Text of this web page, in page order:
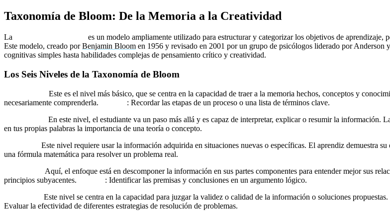
Taxonomía de Bloom: De la Memoria a la Creatividad
La
es un modelo ampliamente utilizado para estructurar y categorizar los objetivos de aprendizaje,
Este modelo, creado porBenjamin Bloom en 1956 y revisado en 2001 por un grupo de psicólogos liderado por
cognitivas simples hasta habilidades complejas de pensamiento crítico y creatividad.
Los Seis Niveles de la Taxonomía de Bloom
Este es el nivel más básico, que se centra en la capacidad de traer a la memoria hechos, conceptos y
necesariamente comprenderla.
: Recordar las etapas de un proceso o una lista de términos clave.
En este nivel, el estudiante va un paso más allá y es capaz de interpretar, explicar o resumir la
en tus propias palabras la importancia de una teoría o concepto.
Este nivel requiere usar la información adquirida en situaciones nuevas o específicas. El aprendiz demuestra
una fórmula matemática para resolver un problema real.
Aquí, el enfoque está en descomponer la información en sus partes componentes para entender mejor sus
principios subyacentes.
: Identificar las premisas y conclusiones en un argumento lógico.
Este nivel se centra en la capacidad para juzgar la validez o calidad de la información o soluciones
Evaluar la efectividad de diferentes estrategias de resolución de problemas.